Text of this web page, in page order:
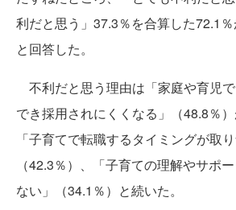
利だと思う」37.3％を合算した72.1％
と回答した。
不利だと思う理由は「家庭や育児
でき採用されにくくなる」（48.8％）
「子育てで転職するタイミングが取り
（42.3％）、「子育ての理解やサポ
ない」（34.1％）と続いた。